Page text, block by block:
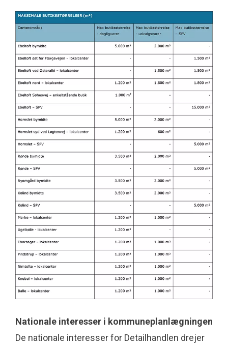
Nationale interesser i kommuneplanlægningen
De nationale interesser for Detailhandlen drejer